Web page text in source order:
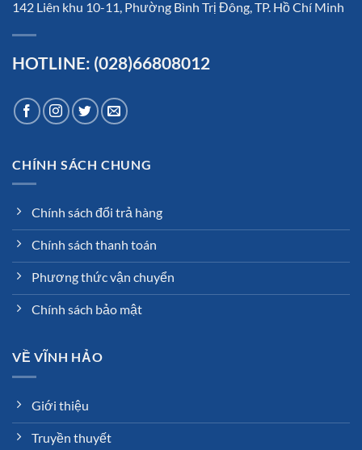
142 Liên khu 10-11, Phường Bình Trị Đông, TP. Hồ Chí Minh
HOTLINE: (028)66808012
CHÍNH SÁCH CHUNG
Chính sách đổi trả hàng
Chính sách thanh toán
Phương thức vận chuyển
Chính sách bảo mật
VỀ VĨNH HẢO
Giới thiệu
Truyền thuyết